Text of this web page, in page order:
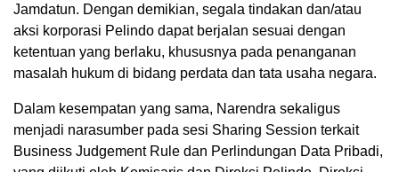
Jamdatun. Dengan demikian, segala tindakan dan/atau
aksi korporasi Pelindo dapat berjalan sesuai dengan
ketentuan yang berlaku, khususnya pada penanganan
masalah hukum di bidang perdata dan tata usaha negara.
Dalam kesempatan yang sama, Narendra sekaligus
menjadi narasumber pada sesi Sharing Session terkait
Business Judgement Rule dan Perlindungan Data Pribadi,